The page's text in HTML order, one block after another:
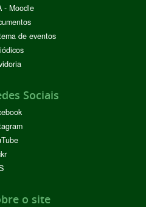
- Moodle
de eventos
Sociais
o site